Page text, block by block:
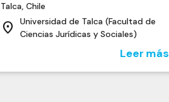
Talca, Chile
location_on
Universidad de Talca (Facultad de
Ciencias Jurídicas y Sociales)
Leer más